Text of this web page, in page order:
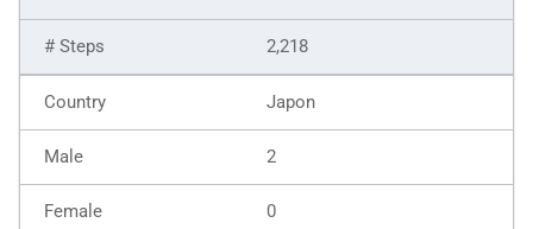
2,218
Japon
2
0